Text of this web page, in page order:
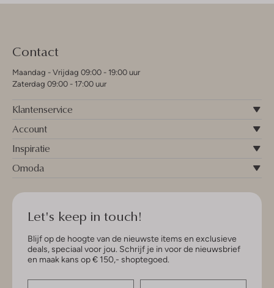
Contact
Maandag - Vrijdag 09:00 - 19:00 uur
Zaterdag 09:00 - 17:00 uur
Klantenservice
Account
Inspiratie
Omoda
Let's keep in touch!
Blijf op de hoogte van de nieuwste items en exclusieve
deals, speciaal voor jou. Schrijf je in voor de nieuwsbrief
en maak kans op € 150,- shoptegoed.